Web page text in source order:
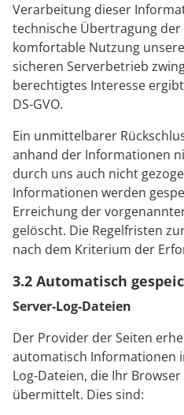
Verarbeitung dieser
technische Übertragung der
komfortable Nutzung
sicheren Serverbetrieb
berechtigtes Interesse
DS-GVO.
Ein unmittelbarer
anhand der Informationen
durch uns auch nicht
Informationen werden
Erreichung der
gelöscht. Die Regelfristen
nach dem Kriterium der
3.2 Automatisch
Server-Log-Dateien
Der Provider der Seiten
automatisch Informationen
Log-Dateien, die Ihr
übermittelt. Dies sind: